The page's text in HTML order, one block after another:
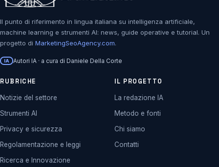
Il punto di riferimento in lingua italiana su intelligenza artificiale,
machine learning e strumenti AI: news, guide operative e tutorial. Un
progetto di MarketingSeoAgency.com.
IA Autori IA · a cura di Daniele Della Corte
RUBRICHE
Notizie del settore
Strumenti AI
Privacy e sicurezza
Regolamentazione e leggi
Ricerca e Innovazione
IL PROGETTO
La redazione IA
Metodo e fonti
Chi siamo
Contatti